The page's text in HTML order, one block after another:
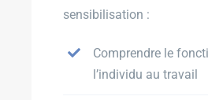
sensibilisation :
Comprendre le
l’individu au travail